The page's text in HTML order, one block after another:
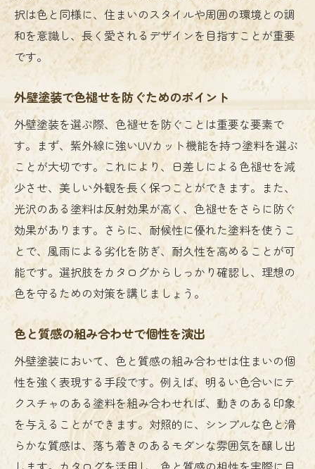
択は色と同様に、住まいのスタイルや周囲の環境との調
和を意識し、長く愛されるデザインを目指すことが重要
です。
外壁塗装で色褪せを防ぐためのポイント
外壁塗装を選ぶ際、色褪せを防ぐことは重要な要素で
す。まず、紫外線に強いUVカット機能を持つ塗料を選ぶ
ことが大切です。これにより、日差しによる色褪せを減
少させ、美しい外観を長く保つことができます。また、
光沢のある塗料は反射効果が高く、色褪せをさらに防ぐ
効果があります。さらに、耐候性に優れた塗料を使うこ
とで、風雨による劣化を防ぎ、耐久性を高めることが可
能です。選択肢をカタログからしっかり確認し、理想の
色を守るための対策を講じましょう。
色と質感の組み合わせで個性を演出
外壁塗装において、色と質感の組み合わせは住まいの個
性を強く表現する手段です。例えば、明るい色合いにテ
クスチャのある塗料を組み合わせれば、動きのある印象
を与えることができます。対照的に、シンプルな色と滑
らかな質感は、落ち着きのあるモダンな雰囲気を醸し出